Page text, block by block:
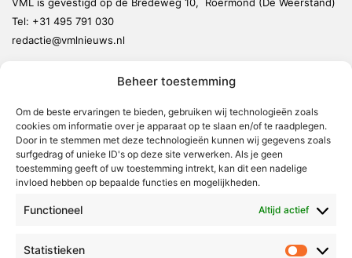
Beheer toestemming
Om de beste ervaringen te bieden, gebruiken wij technologieën zoals
cookies om informatie over je apparaat op te slaan en/of te raadplegen.
Door in te stemmen met deze technologieën kunnen wij gegevens zoals
surfgedrag of unieke ID's op deze site verwerken. Als je geen
toestemming geeft of uw toestemming intrekt, kan dit een nadelige
invloed hebben op bepaalde functies en mogelijkheden.
Functioneel Altijd actief
Statistieken
Tel: +31 495 791 030
redactie@vmlnieuws.nl
Leudal
Maasgouw
Echt-Susteren